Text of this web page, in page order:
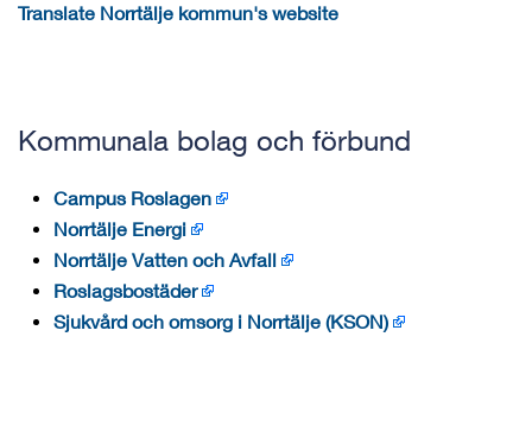
Translate Norrtälje kommun's website
Kommunala bolag och förbund
Campus Roslagen
Norrtälje Energi
Norrtälje Vatten och Avfall
Roslagsbostäder
Sjukvård och omsorg i Norrtälje (KSON)